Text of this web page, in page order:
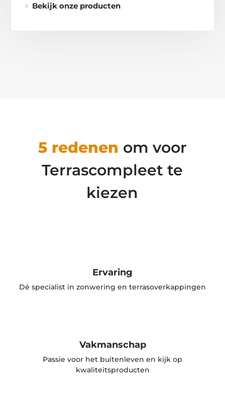
Bekijk onze producten
5 redenen om voor
Terrascompleet te
kiezen
Ervaring
Dé specialist in zonwering en terrasoverkappingen
Vakmanschap
Passie voor het buitenleven en kijk op
kwaliteitsproducten